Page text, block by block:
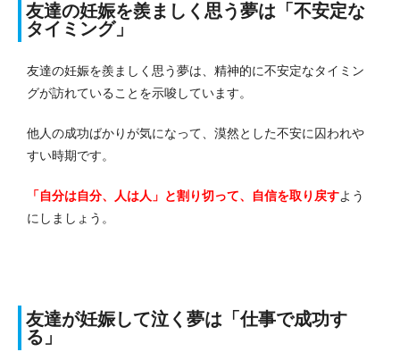
友達の妊娠を羨ましく思う夢は「不安定な
タイミング」
友達の妊娠を羨ましく思う夢は、精神的に不安定なタイミン
グが訪れていることを示唆しています。
他人の成功ばかりが気になって、漠然とした不安に囚われや
すい時期です。
「自分は自分、人は人」と割り切って、自信を取り戻すよう
にしましょう。
友達が妊娠して泣く夢は「仕事で成功す
る」